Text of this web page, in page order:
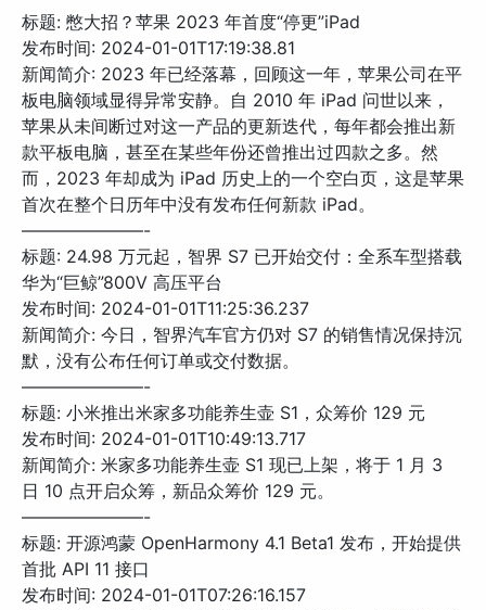
标题: 憋大招？苹果 2023 年首度“停更”iPad
发布时间: 2024-01-01T17:19:38.81
新闻简介: 2023 年已经落幕，回顾这一年，苹果公司在平
板电脑领域显得异常安静。自 2010 年 iPad 问世以来，
苹果从未间断过对这一产品的更新迭代，每年都会推出新
款平板电脑，甚至在某些年份还曾推出过四款之多。然
而，2023 年却成为 iPad 历史上的一个空白页，这是苹果
首次在整个日历年中没有发布任何新款 iPad。
———————-
标题: 24.98 万元起，智界 S7 已开始交付：全系车型搭载
华为“巨鲸”800V 高压平台
发布时间: 2024-01-01T11:25:36.237
新闻简介: 今日，智界汽车官方仍对 S7 的销售情况保持沉
默，没有公布任何订单或交付数据。
———————-
标题: 小米推出米家多功能养生壶 S1，众筹价 129 元
发布时间: 2024-01-01T10:49:13.717
新闻简介: 米家多功能养生壶 S1 现已上架，将于 1 月 3
日 10 点开启众筹，新品众筹价 129 元。
———————-
标题: 开源鸿蒙 OpenHarmony 4.1 Beta1 发布，开始提供
首批 API 11 接口
发布时间: 2024-01-01T07:26:16.157